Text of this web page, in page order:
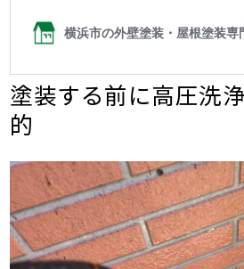
塗装する前に高圧洗
的